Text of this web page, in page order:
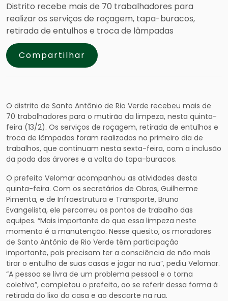
Distrito recebe mais de 70 trabalhadores para
realizar os serviços de roçagem, tapa-buracos,
retirada de entulhos e troca de lâmpadas
Compartilhar
O distrito de Santo Antônio de Rio Verde recebeu mais de
70 trabalhadores para o mutirão da limpeza, nesta quinta-
feira (13/2). Os serviços de roçagem, retirada de entulhos e
troca de lâmpadas foram realizados no primeiro dia de
trabalhos, que continuam nesta sexta-feira, com a inclusão
da poda das árvores e a volta do tapa-buracos.
O prefeito Velomar acompanhou as atividades desta
quinta-feira. Com os secretários de Obras, Guilherme
Pimenta, e de Infraestrutura e Transporte, Bruno
Evangelista, ele percorreu os pontos de trabalho das
equipes. “Mais importante do que essa limpeza neste
momento é a manutenção. Nesse quesito, os moradores
de Santo Antônio de Rio Verde têm participação
importante, pois precisam ter a consciência de não mais
tirar o entulho de suas casas e jogar na rua”, pediu Velomar.
“A pessoa se livra de um problema pessoal e o torna
coletivo”, completou o prefeito, ao se referir dessa forma à
retirada do lixo da casa e ao descarte na rua.